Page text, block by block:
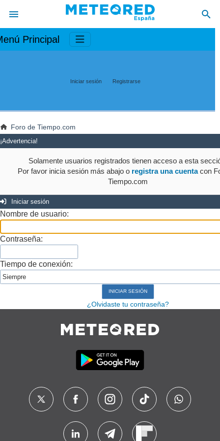
Principal
Iniciar sesión Registrarse
Foro de Tiempo.com
¡Advertencia!
Solamente usuarios registrados tienen acceso a esta
Por favor inicia sesión más abajo o registra una cuentacon
Tiempo.com
Iniciar sesión
Nombre de usuario:
Contraseña:
Tiempo de conexión:
¿Olvidaste tu contraseña?